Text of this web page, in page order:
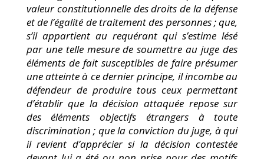
valeur constitutionnelle des droits de la défense
et de l’égalité de traitement des personnes ; que,
s’il appartient au requérant qui s’estime lésé
par une telle mesure de soumettre au juge des
éléments de fait susceptibles de faire présumer
une atteinte à ce dernier principe, il incombe au
défendeur de produire tous ceux permettant
d’établir que la décision attaquée repose sur
des éléments objectifs étrangers à toute
discrimination ; que la conviction du juge, à qui
il revient d’apprécier si la décision contestée